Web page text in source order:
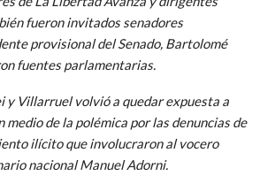
fueron invitados senadores
provisional del Senado, Bartolomé
fuentes parlamentarias.
y Villarruel volvió a quedar expuesta a
medio de la polémica por las denuncias de
ilícito que involucraron al vocero
nacional Manuel Adorni.